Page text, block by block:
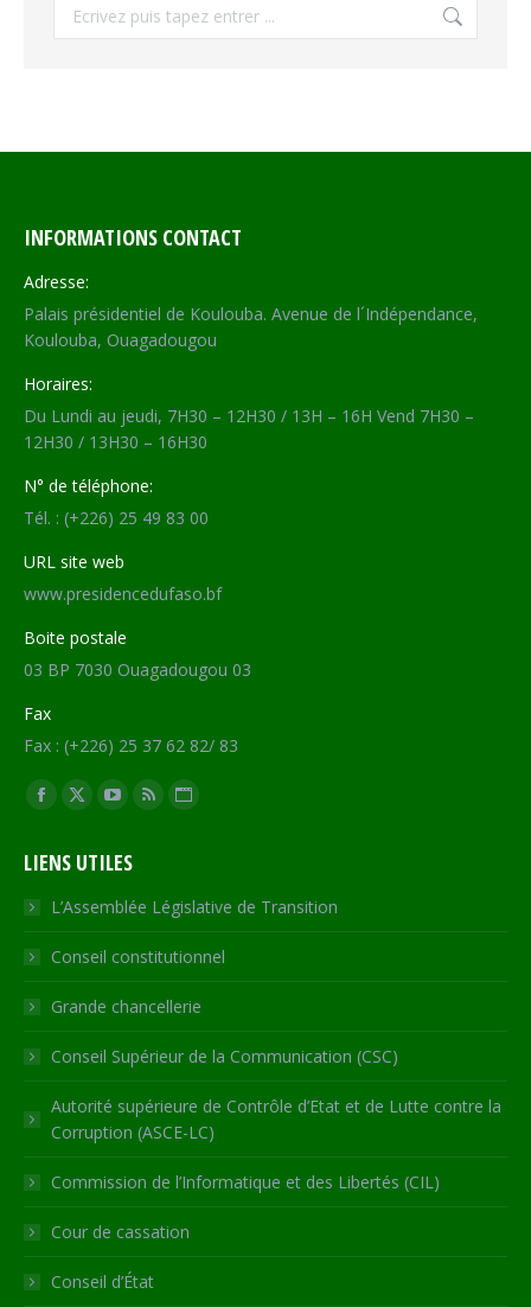
INFORMATIONS CONTACT
Adresse:
Palais présidentiel de Koulouba. Avenue de l´Indépendance,
Koulouba, Ouagadougou
Horaires:
Du Lundi au jeudi, 7H30 – 12H30 / 13H – 16H Vend 7H30 –
12H30 / 13H30 – 16H30
N° de téléphone:
Tél. : (+226) 25 49 83 00
URL site web
www.presidencedufaso.bf
Boite postale
03 BP 7030 Ouagadougou 03
Fax
Fax : (+226) 25 37 62 82/ 83
Trouvez nous sur :
Facebook
opens
in
new
window
X
opens
in
new
window
YouTube
opens
in
new
window
RSS
in
new
window
Site
opens
in
new
LIENS UTILES
L’Assemblée Législative de Transition
Conseil constitutionnel
Grande chancellerie
Conseil Supérieur de la Communication (CSC)
Autorité supérieure de Contrôle d’Etat et de Lutte contre la
Corruption (ASCE-LC)
Commission de l’Informatique et des Libertés (CIL)
Cour de cassation
Conseil d’État